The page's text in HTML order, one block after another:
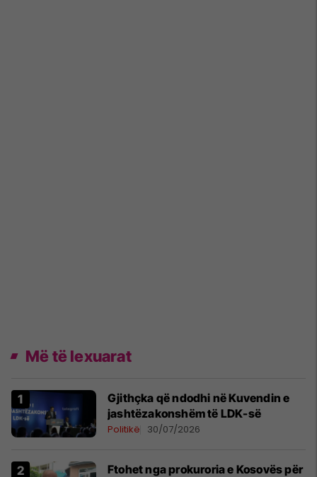
Më të lexuarat
Gjithçka që ndodhi në Kuvendin e
jashtëzakonshëm të LDK-së
Politikë 30/07/2026
Ftohet nga prokuroria e Kosovës për